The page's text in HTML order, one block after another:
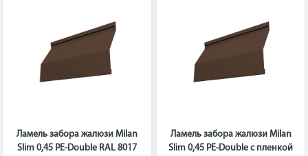
Ламель забора жалюзи Milan
Slim 0,45 PE-Double RAL 8017
Ламель забора жалюзи Milan
Slim 0,45 PE-Double с пленкой